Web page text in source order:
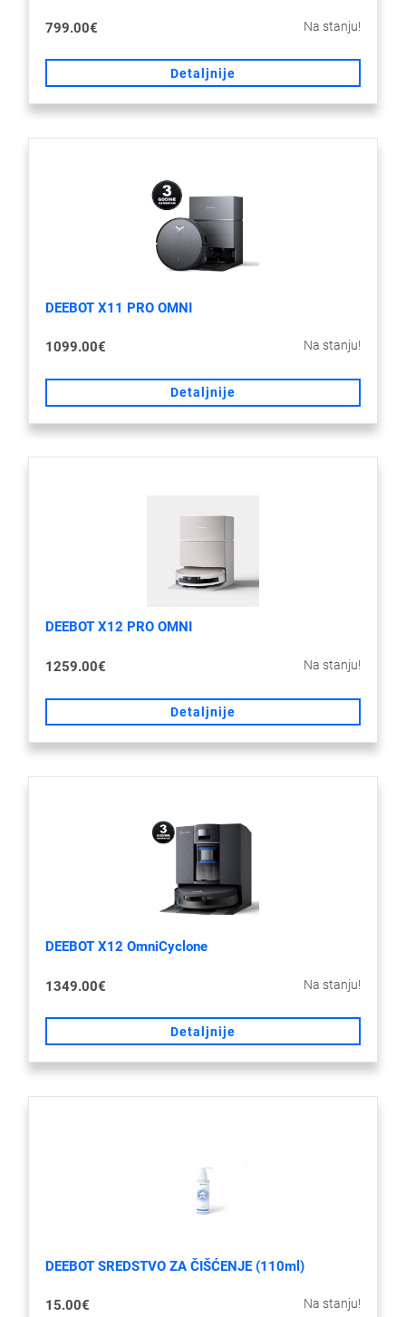
799.00€ Na stanju!
Detaljnije
DEEBOT X11 PRO OMNI
1099.00€ Na stanju!
Detaljnije
DEEBOT X12 PRO OMNI
1259.00€ Na stanju!
Detaljnije
DEEBOT X12 OmniCyclone
1349.00€ Na stanju!
Detaljnije
DEEBOT SREDSTVO ZA ČIŠĆENJE (110ml)
15.00€ Na stanju!